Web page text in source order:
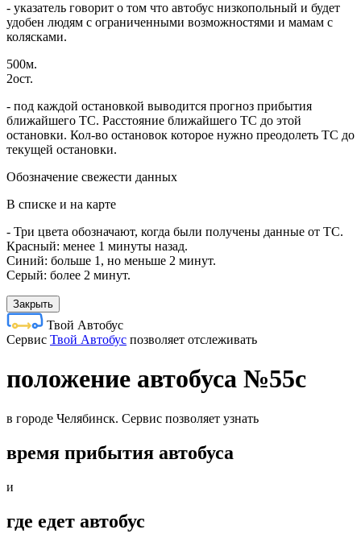
- указатель говорит о том что автобус низкопольный и будет
удобен людям с ограниченными возможностями и мамам с
колясками.
500м.
2ост.
- под каждой остановкой выводится прогноз прибытия
ближайшего ТС. Расстояние ближайшего ТС до этой
остановки. Кол-во остановок которое нужно преодолеть ТС до
текущей остановки.
Обозначение свежести данных
В списке и на карте
- Три цвета обозначают, когда были получены данные от ТС.
Красный: менее 1 минуты назад.
Синий: больше 1, но меньше 2 минут.
Серый: более 2 минут.
Закрыть
Твой Автобус
Cервис Твой Автобус позволяет отслеживать
положение автобуса №55с
в городе Челябинск. Сервис позволяет узнать
время прибытия автобуса
и
где едет автобус